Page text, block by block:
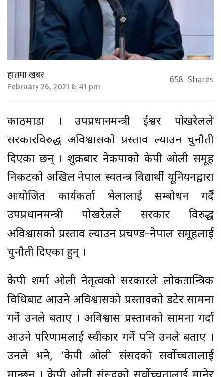
हातमा खबर
February 26, 2021 8: 41 pm 658 Shares
काठमाडौं । उपप्रधानमन्त्री ईश्वर पोखरेलले
सरकारविरुद्ध अविश्वासको प्रस्ताव ल्याउन चुनौती
दिएका छन् । शुक्रबार नेकपाको केपी ओली समूह
निकटको अखिल नेपाल स्वतन्त्र विद्यार्थी यूनियनद्वारा
आयोजित कार्यकर्ता भेलालाई सम्बोधन गर्दै
उपप्रधानमन्त्री पोखरेलले सरकार विरुद्ध
अविश्वासको प्रस्ताव ल्याउन प्रचण्ड–नेपाल समूहलाई
चुनौती दिएका हुन् ।
केपी शर्मा ओली नेतृत्वको सरकारले लोकतान्त्रिक
विधिबाट आउने अविश्वासको प्रस्तावको डटेर सामना
गर्ने उनले बताए । अविश्वास प्रस्तावको सामना गर्दा
आउने परिणामलाई स्वीकार गर्ने पनि उनले बताए ।
उनले भने, ‘केपी ओली संसदको सर्वोच्चतालाई